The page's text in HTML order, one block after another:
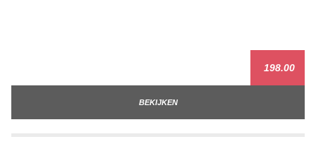
198.00
BEKIJKEN